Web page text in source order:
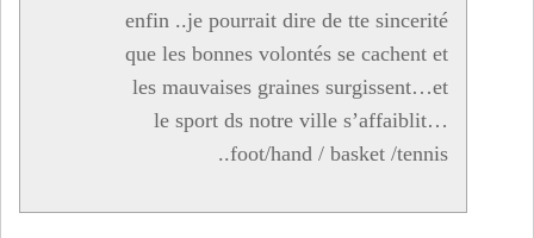
enfin ..je pourrait dire de tte sincerité
que les bonnes volontés se cachent et
les mauvaises graines surgissent…et
le sport ds notre ville s’affaiblit…
foot/hand / basket /tennis..